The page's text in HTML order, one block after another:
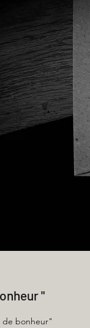
"
de bonheur"